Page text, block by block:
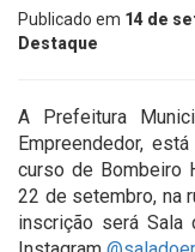
Publicado em 14 de
Destaque
A Prefeitura
Empreendedor,
curso de Bombeiro
22 de setembro, na
inscrição será Sala